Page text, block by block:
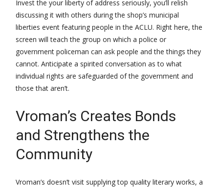
Invest the your liberty of address seriously, you’ll relish
discussing it with others during the shop’s municipal
liberties event featuring people in the ACLU. Right here, the
screen will teach the group on which a police or
government policeman can ask people and the things they
cannot. Anticipate a spirited conversation as to what
individual rights are safeguarded of the government and
those that aren’t.
Vroman’s Creates Bonds
and Strengthens the
Community
Vroman’s doesn’t visit supplying top quality literary works, a